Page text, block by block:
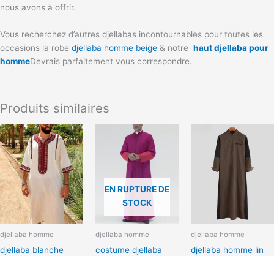
nous avons à offrir.
Vous recherchez d’autres djellabas incontournables pour toutes les
occasions la robe djellaba homme beige & notre haut djellaba pour
hommeDevrais parfaitement vous correspondre.
Produits similaires
djellaba homme
djellaba blanche
Ce
produit
a
plusieurs
variations.
Les
options
peuvent
être
choisies
EN RUPTURE DE
STOCK
djellaba homme
costume djellaba
plusieurs
variations.
peuvent
être
choisies
djellaba homme
djellaba homme lin